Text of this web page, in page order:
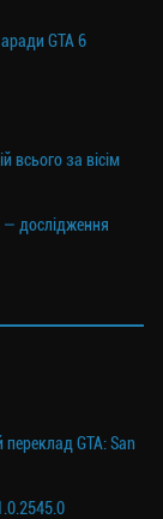
GTA 6
всього за вісім
— дослідження
GTA: San